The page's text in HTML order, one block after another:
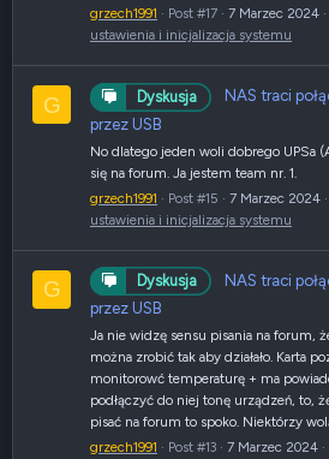
grzech1991
Post #17 7 Marzec 2024
ustawienia i inicjalizacja systemu
G Dyskusja
NAS traci
przez USB
No dlatego jeden woli dobrego UPSa
się na forum. Ja jestem team nr. 1.
grzech1991
Post #15 7 Marzec 2024
ustawienia i inicjalizacja systemu
G Dyskusja
NAS traci
przez USB
Ja nie widzę sensu pisania na forum,
można zrobić tak aby działało. Karta
monitorowć temperaturę + ma
podłączyć do niej tonę urządzeń, to,
pisać na forum to spoko. Niektórzy
grzech1991
Post #13 7 Marzec 2024